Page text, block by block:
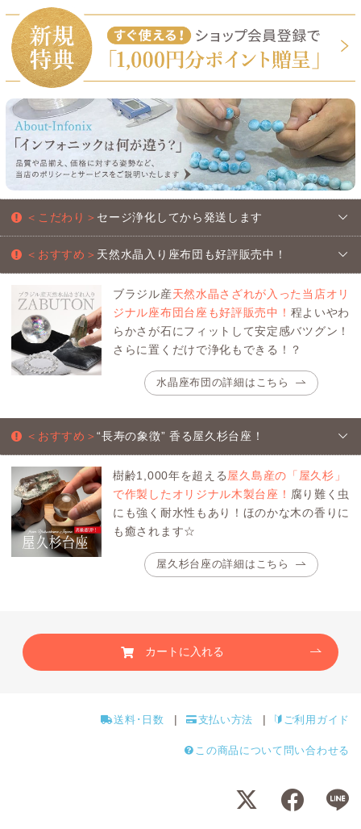
＜こだわり＞ セージ浄化してから発送します
＜おすすめ＞ 天然水晶入り座布団も好評販売中！
ブラジル産天然水晶さざれが入った当店オリ
ジナル座布団台座も好評販売中！ 程よいやわ
らかさが石にフィットして安定感バツグン！
さらに置くだけで浄化もできる！？
水晶座布団の詳細はこちら
＜おすすめ＞“長寿の象徴” 香る屋久杉台座！
樹齢1,000年を超える屋久島産の「屋久杉」
で作製したオリジナル木製台座！ 腐り難く虫
にも強く耐水性もあり！ほのかな木の香りに
も癒されます☆
屋久杉台座の詳細はこちら
カートに入れる
送料･日数 支払い方法 ご利用ガイド
この商品について問い合わせる